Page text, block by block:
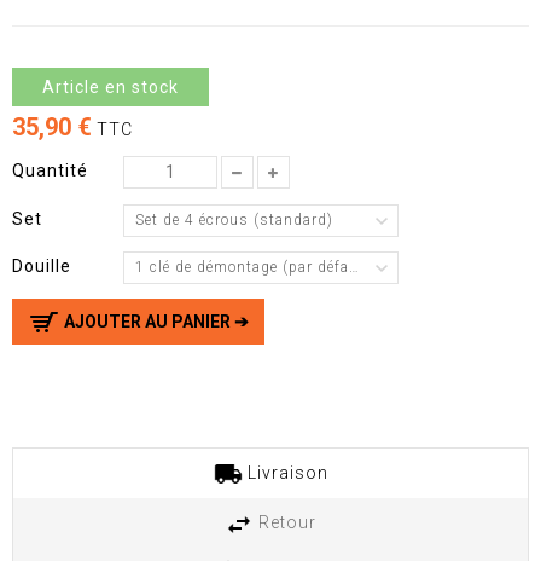
Article en stock
35,90 € TTC
Quantité
Set Set de 4 écrous (standard)
Douille 1 clé de démontage (par défaut)
AJOUTER AU PANIER ➔
Livraison
Retour